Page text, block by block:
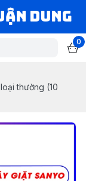
DUNG
0
thường (10